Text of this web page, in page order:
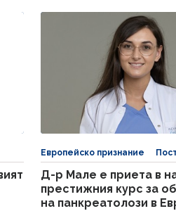
Европейско признание
Д-р Мале е приета в
престижния курс за
на панкреатолози в